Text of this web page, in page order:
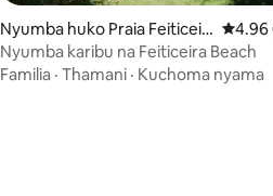
Nyumba huko Praia Feiticeir
a
4.96
Nyumba karibu na Feiticeira Beach
Familia · Thamani · Kuchoma nyama